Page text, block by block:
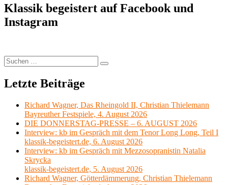
Klassik begeistert auf Facebook und
Instagram
Suchen
nach:
Suchen
Letzte Beiträge
Richard Wagner, Das Rheingold II, Christian Thielemann
Bayreuther Festspiele, 4. August 2026
DIE DONNERSTAG-PRESSE – 6. AUGUST 2026
Interview: kb im Gespräch mit dem Tenor Long Long, Teil I
klassik-begeistert.de, 6. August 2026
Interview: kb im Gespräch mit Mezzosopranistin Natalia
Skrycka
klassik-begeistert.de, 5. August 2026
Richard Wagner, Götterdämmerung, Christian Thielemann